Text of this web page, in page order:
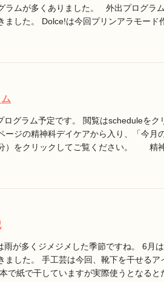
ラムが多くありました。 外出プログラ
ました。 Dolce!は今回プリンアラモー
ログラム予定です。 閲覧はscheduleをク
ージの精神科デイケアから入り、「今月
）をクリックしてご覧ください。 精
雨が多くジメジメした季節ですね。 6月
ました。 手工芸は今回、靴下を干せるア
で紙で干していますが実際使うとなると